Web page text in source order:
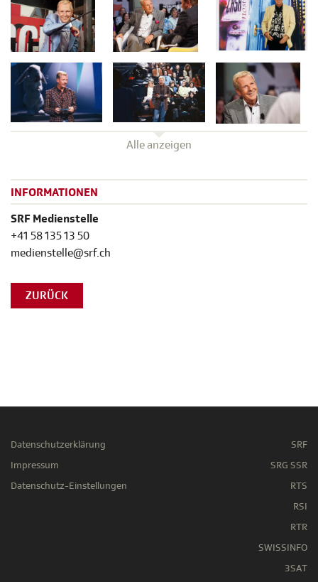
Alle anzeigen
INFORMATIONEN
SRF Medienstelle
+41 58 135 13 50
medienstelle@srf.ch
ZURÜCK
Datenschutzerklärung
Impressum
Datenschutz-Einstellungen
SRF
SRG SSR
RTS
RSI
RTR
SWISSINFO
3SAT